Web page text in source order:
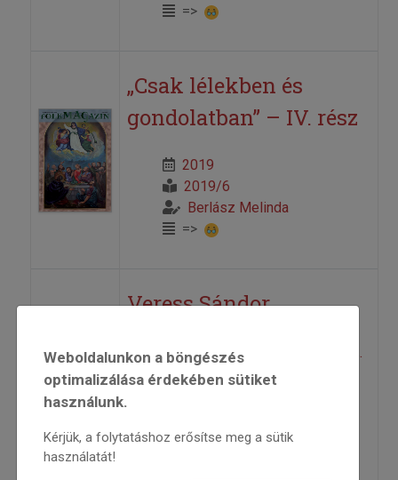
=>
„Csak lélekben és
gondolatban” – IV. rész
2019
2019/6
Berlász Melinda
=>
Veress Sándor
Kolozsvár, 1907. február 1. – Bern, 1992.
március 4.
2015
Weboldalunkon a böngészés
optimalizálása érdekében sütiket
használunk.
Kérjük, a folytatáshoz erősítse meg a sütik
használatát!